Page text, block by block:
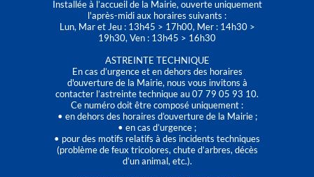
Installée à l’accueil de la Mairie, ouverte uniquement
l'après-midi aux horaires suivants :
Lun, Mar et Jeu : 13h45 > 17h00, Mer : 14h30 >
19h30, Ven : 13h45 > 16h30
ASTREINTE TECHNIQUE
En cas d’urgence et en dehors des horaires
d'ouverture de la Mairie, nous vous invitons à
contacter l’astreinte technique au 07 79 05 93 10.
Ce numéro doit être composé uniquement :
• en dehors des horaires d’ouverture de la Mairie ;
• en cas d’urgence ;
• pour des motifs relatifs à des incidents techniques
(problème de feux tricolores, chute d’arbres, décès
d’un animal, etc.).